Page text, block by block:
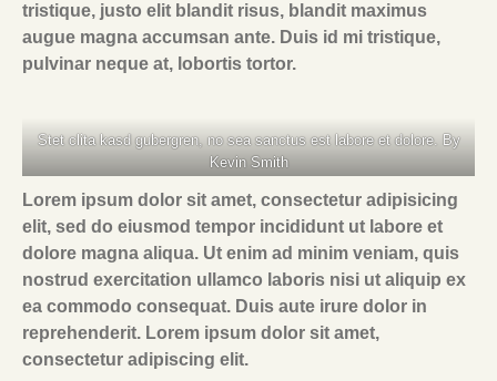
tristique, justo elit blandit risus, blandit maximus
augue magna accumsan ante. Duis id mi tristique,
pulvinar neque at, lobortis tortor.
Stet clita kasd gubergren, no sea sanctus est labore et dolore. By
Kevin Smith
Lorem ipsum dolor sit amet, consectetur adipisicing
elit, sed do eiusmod tempor incididunt ut labore et
dolore magna aliqua. Ut enim ad minim veniam, quis
nostrud exercitation ullamco laboris nisi ut aliquip ex
ea commodo consequat. Duis aute irure dolor in
reprehenderit. Lorem ipsum dolor sit amet,
consectetur adipiscing elit.